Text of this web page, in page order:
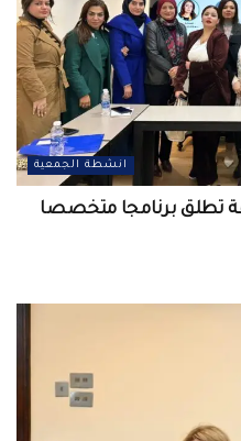
انشطة الجمعية
تطلق برنامجا متخصصا